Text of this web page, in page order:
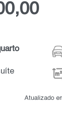
Atualizado